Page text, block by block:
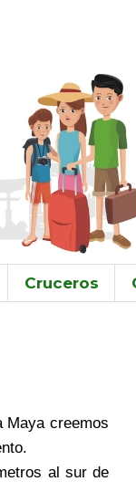
Cruceros
Maya creemos
al sur de